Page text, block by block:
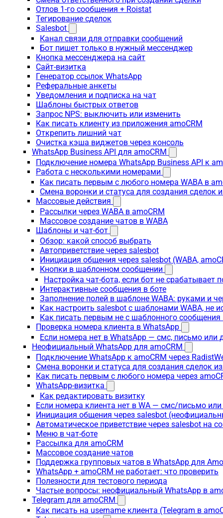
Отлов 1-го сообщения + Roistat
Тегирование сделок
Salesbot
Канал связи для отправки сообщений
Бот пишет только в нужный мессенджер
Кнопка мессенджера на сайт
Сайт-визитка
Генератор ссылок WhatsApp
Реферальные анкеты
Уведомления и подписка на чат
Шаблоны быстрых ответов
Запрос NPS: выключить или изменить
Как писать клиенту из приложения amoCRM
Открепить лишний чат
Очистка кэша виджетов через консоль
WhatsApp Business API для amoCRM
Подключение номера WhatsApp Business API к
Работа с несколькими номерами
Как писать первым с любого номера WABA в
Смена воронки и статуса для создания сделок
Массовые действия
Рассылки через WABA в amoCRM
Массовое создание чатов в WABA
Шаблоны и чат-бот
Обзор: какой способ выбрать
Автоприветствие через salesbot
Инициация общения через salesbot (WABA,
Кнопки в шаблонном сообщении
Настройка чат-бота, если бот не срабатывает
Интерактивные сообщения в боте
Заполнение полей в шаблоне WABA: руками и
Как настроить salesbot с шаблонами WABA, не
Как писать первым не с шаблонного сообщения
Проверка номера клиента в WhatsApp
Если номера нет в WhatsApp — смс, письмо или
Неофициальный WhatsApp для amoCRM
Подключение WhatsApp к amoCRM через
Смена воронки и статуса для создания сделок
Как писать первым с любого номера через
WhatsApp-визитка
Как редактировать визитку
Если номера клиента нет в WA — смс/письмо
Инициация общения через salesbot
Автоматическое приветствие через salesbot на
Меню в чат-боте
Рассылка для amoCRM
Массовое создание чатов
Поддержка групповых чатов в WhatsApp для
WhatsApp + amoCRM не работает: что проверить
Полезности для тестового периода
Частые вопросы: неофициальный WhatsApp в
Telegram для amoCRM
Как писать на username клиента (Telegram в